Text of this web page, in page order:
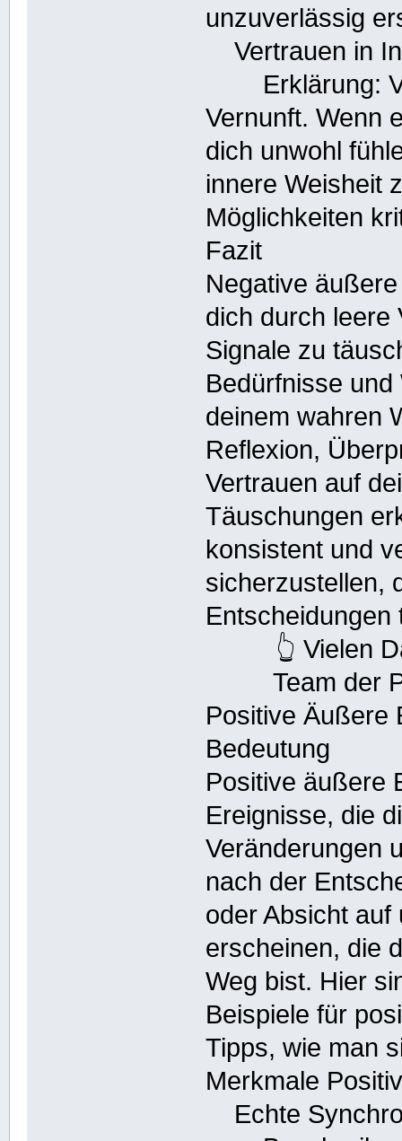
unzuverlässig
Vertrauen in
Erklärung:
Vernunft. Wenn
dich unwohl
innere Weisheit
Möglichkeiten
Fazit
Negative
dich durch leere
Signale zu
Bedürfnisse
deinem wahren
Reflexion,
Vertrauen auf
Täuschungen
konsistent und
sicherzustellen,
Entscheidungen
👆 Vielen
Team der
Positive Äußere
Bedeutung
Positive äußere
Ereignisse, die
Veränderungen
nach der
oder Absicht
erscheinen, die
Weg bist. Hier
Beispiele für
Tipps, wie man
Merkmale
Echte